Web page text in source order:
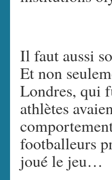
Il faut aussi
Et non
Londres, qui
athlètes
footballeurs
joué le jeu…